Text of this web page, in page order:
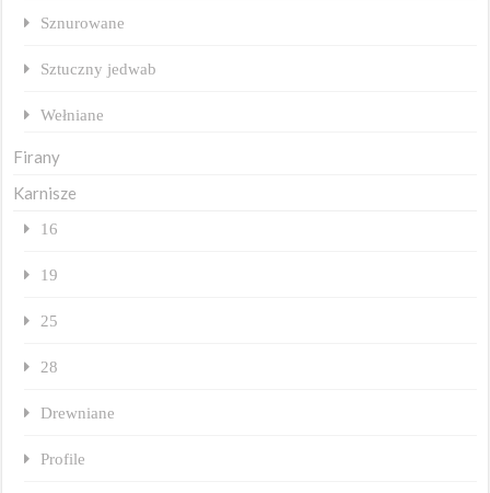
Sznurowane
Sztuczny jedwab
Wełniane
Firany
Karnisze
16
19
25
28
Drewniane
Profile